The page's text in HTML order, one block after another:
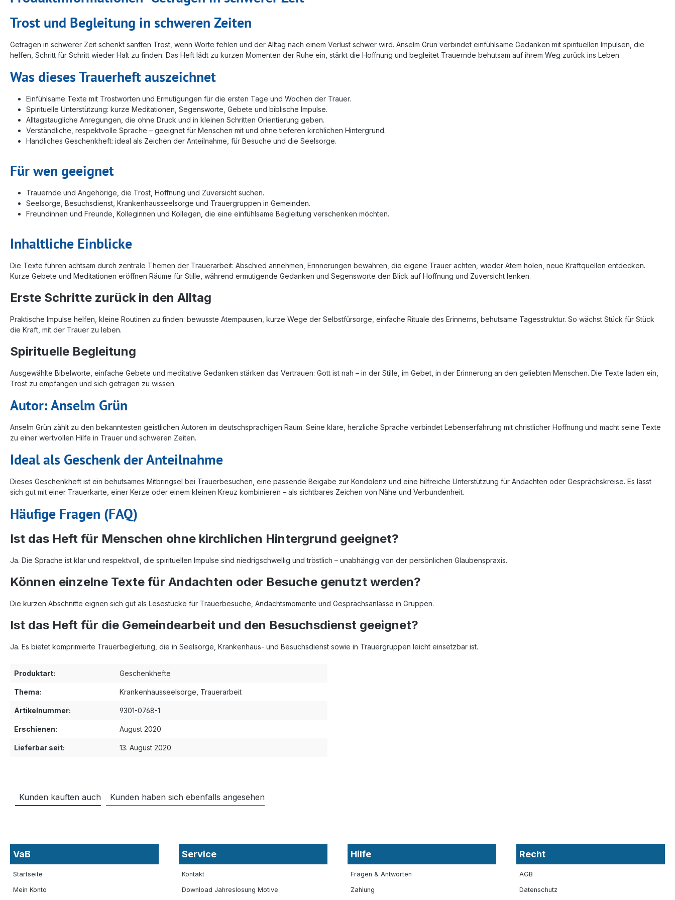
Trost und Begleitung in schweren Zeiten
Getragen in schwerer Zeit schenkt sanften Trost, wenn Worte fehlen und der Alltag nach einem Verlust schwer wird. Anselm Grün verbindet einfühlsame Gedanken mit spirituellen Impulsen, die
helfen, Schritt für Schritt wieder Halt zu finden. Das Heft lädt zu kurzen Momenten der Ruhe ein, stärkt die Hoffnung und begleitet Trauernde behutsam auf ihrem Weg zurück ins Leben.
Was dieses Trauerheft auszeichnet
Einfühlsame Texte mit Trostworten und Ermutigungen für die ersten Tage und Wochen der Trauer.
Spirituelle Unterstützung: kurze Meditationen, Segensworte, Gebete und biblische Impulse.
Alltagstaugliche Anregungen, die ohne Druck und in kleinen Schritten Orientierung geben.
Verständliche, respektvolle Sprache – geeignet für Menschen mit und ohne tieferen kirchlichen Hintergrund.
Handliches Geschenkheft: ideal als Zeichen der Anteilnahme, für Besuche und die Seelsorge.
Für wen geeignet
Trauernde und Angehörige, die Trost, Hoffnung und Zuversicht suchen.
Seelsorge, Besuchsdienst, Krankenhausseelsorge und Trauergruppen in Gemeinden.
Freundinnen und Freunde, Kolleginnen und Kollegen, die eine einfühlsame Begleitung verschenken möchten.
Inhaltliche Einblicke
Die Texte führen achtsam durch zentrale Themen der Trauerarbeit: Abschied annehmen, Erinnerungen bewahren, die eigene Trauer achten, wieder Atem holen, neue Kraftquellen entdecken.
Kurze Gebete und Meditationen eröffnen Räume für Stille, während ermutigende Gedanken und Segensworte den Blick auf Hoffnung und Zuversicht lenken.
Erste Schritte zurück in den Alltag
Praktische Impulse helfen, kleine Routinen zu finden: bewusste Atempausen, kurze Wege der Selbstfürsorge, einfache Rituale des Erinnerns, behutsame Tagesstruktur. So wächst Stück für Stück
die Kraft, mit der Trauer zu leben.
Spirituelle Begleitung
Ausgewählte Bibelworte, einfache Gebete und meditative Gedanken stärken das Vertrauen: Gott ist nah – in der Stille, im Gebet, in der Erinnerung an den geliebten Menschen. Die Texte laden ein,
Trost zu empfangen und sich getragen zu wissen.
Autor: Anselm Grün
Anselm Grün zählt zu den bekanntesten geistlichen Autoren im deutschsprachigen Raum. Seine klare, herzliche Sprache verbindet Lebenserfahrung mit christlicher Hoffnung und macht seine Texte
zu einer wertvollen Hilfe in Trauer und schweren Zeiten.
Ideal als Geschenk der Anteilnahme
Dieses Geschenkheft ist ein behutsames Mitbringsel bei Trauerbesuchen, eine passende Beigabe zur Kondolenz und eine hilfreiche Unterstützung für Andachten oder Gesprächskreise. Es lässt
sich gut mit einer Trauerkarte, einer Kerze oder einem kleinen Kreuz kombinieren – als sichtbares Zeichen von Nähe und Verbundenheit.
Häufige Fragen (FAQ)
Ist das Heft für Menschen ohne kirchlichen Hintergrund geeignet?
Ja. Die Sprache ist klar und respektvoll, die spirituellen Impulse sind niedrigschwellig und tröstlich – unabhängig von der persönlichen Glaubenspraxis.
Können einzelne Texte für Andachten oder Besuche genutzt werden?
Die kurzen Abschnitte eignen sich gut als Lesestücke für Trauerbesuche, Andachtsmomente und Gesprächsanlässe in Gruppen.
Ist das Heft für die Gemeindearbeit und den Besuchsdienst geeignet?
Ja. Es bietet komprimierte Trauerbegleitung, die in Seelsorge, Krankenhaus- und Besuchsdienst sowie in Trauergruppen leicht einsetzbar ist.
Produktart: Geschenkhefte
Thema: Krankenhausseelsorge , Trauerarbeit
Artikelnummer: 9301-0768-1
Erschienen: August 2020
Lieferbar seit: 13. August 2020
Kunden kauften auch Kunden haben sich ebenfalls angesehen
VaB
Startseite
Mein Konto
Service
Kontakt
Download Jahreslosung Motive
Hilfe
Fragen & Antworten
Zahlung
Recht
AGB
Datenschutz